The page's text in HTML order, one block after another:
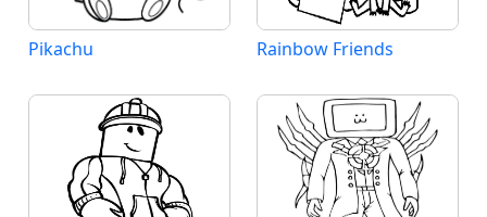
Pikachu Rainbow Friends